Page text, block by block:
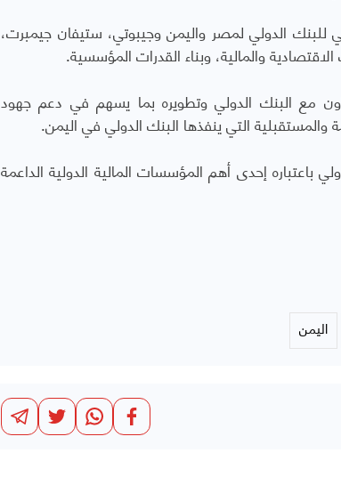
للبنك الدولي لمصر واليمن وجيبوتي، ستيفان جيمبرت،
والمالية، وبناء القدرات المؤسسية.
مع البنك الدولي وتطويره بما يسهم في دعم جهود
والمستقبلية التي ينفذها البنك الدولي في اليمن.
باعتباره إحدى أهم المؤسسات المالية الدولية الداعمة
اليمن